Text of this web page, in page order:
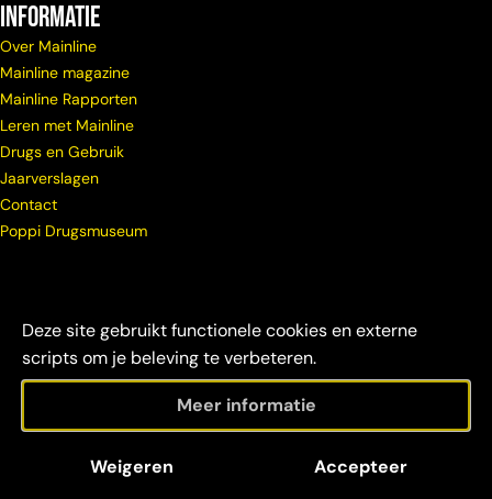
Deze site gebruikt functionele cookies en externe
scripts om je beleving te verbeteren.
Meer informatie
Weigeren Accepteer
Informatie
Over Mainline
Mainline magazine
Mainline Rapporten
Leren met Mainline
Drugs en Gebruik
Jaarverslagen
Contact
Poppi Drugsmuseum
Mainline 2026
verantwoordelijkheid
credits